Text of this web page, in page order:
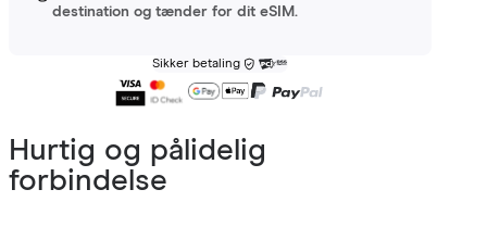
destination og tænder for dit eSIM.
Sikker betaling
Hurtig og pålidelig
forbindelse